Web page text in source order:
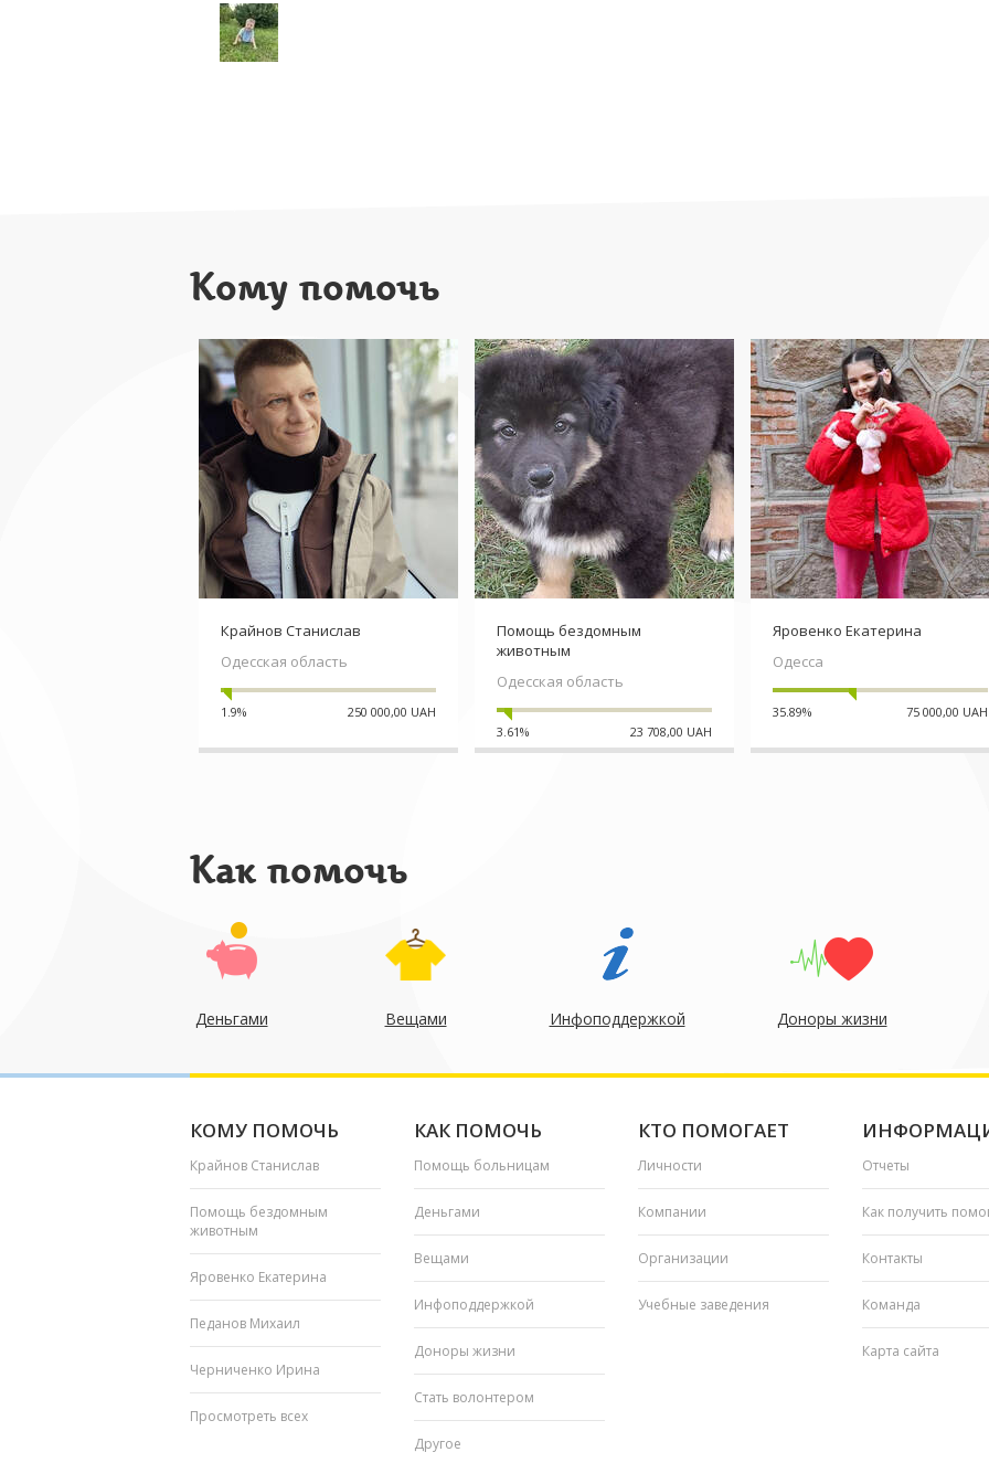
Кому помочь
Крайнов Станислав
Одесская область
1.9% 250 000,00 UAH
Помощь бездомным
животным
Одесская область
3.61% 23 708,00 UAH
Яровенко Екатерина
Одесса
35.89% 75 000,00 UAH
Как помочь
Деньгами Вещами Инфоподдержкой Доноры жизни
КОМУ ПОМОЧЬ
Крайнов Станислав
Помощь бездомным
животным
Яровенко Екатерина
Педанов Михаил
Черниченко Ирина
Просмотреть всех
КАК ПОМОЧЬ
Помощь больницам
Деньгами
Вещами
Инфоподдержкой
Доноры жизни
Стать волонтером
Другое
КТО ПОМОГАЕТ
Личности
Компании
Организации
Учебные заведения
Отчеты
Как получить
Контакты
Команда
Карта сайта